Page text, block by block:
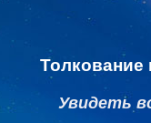
Толкование
Увидеть